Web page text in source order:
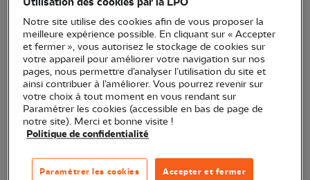
Notre site utilise des cookies afin de vous proposer la
meilleure expérience possible. En cliquant sur « Accepter
et fermer », vous autorisez le stockage de cookies sur
votre appareil pour améliorer votre navigation sur nos
pages, nous permettre d’analyser l’utilisation du site et
ainsi contribuer à l’améliorer. Vous pourrez revenir sur
votre choix à tout moment en vous rendant sur
Paramétrer les cookies (accessible en bas de page de
notre site). Merci et bonne visite !
Politique de confidentialité
Accepter et fermer
Paramétrer les cookies